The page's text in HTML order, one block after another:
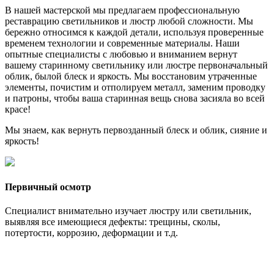
В нашей мастерской мы предлагаем профессиональную
реставрацию светильников и люстр любой сложности. Мы
бережно относимся к каждой детали, используя проверенные
временем технологии и современные материалы. Наши
опытные специалисты с любовью и вниманием вернут
вашему старинному светильнику или люстре первоначальный
облик, былой блеск и яркость. Мы восстановим утраченные
элементы, почистим и отполируем металл, заменим проводку
и патроны, чтобы ваша старинная вещь снова засияла во всей
красе!
Мы знаем, как вернуть первозданный блеск и облик, сияние и
яркость!
Первичный осмотр
Специалист внимательно изучает люстру или светильник,
выявляя все имеющиеся дефекты: трещины, сколы,
потертости, коррозию, деформации и т.д.